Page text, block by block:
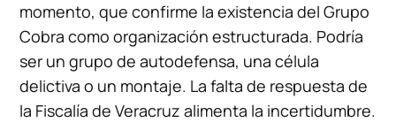
momento, que confirme la existencia del Grupo
Cobra como organización estructurada. Podría
ser un grupo de autodefensa, una célula
delictiva o un montaje. La falta de respuesta de
la Fiscalía de Veracruz alimenta la incertidumbre.